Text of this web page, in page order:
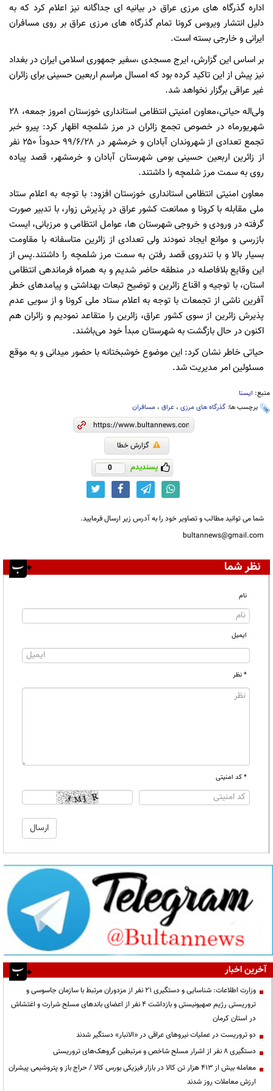
اداره گذرگاه های مرزی عراق در بیانیه ای جداگانه نیز اعلام کرد که به
دلیل انتشار ویروس کرونا تمام گذرگاه های مرزی عراق بر روی مسافران
ایرانی و خارجی بسته است.
بر اساس این گزارش، ایرج مسجدی ،سفیر جمهوری اسلامی ایران در بغداد
نیز پیش از این تاکید کرده بود که امسال مراسم اربعین حسینی برای زائران
غیر عراقی برگزار نخواهد شد.
ولی‌اله حیاتی،معاون امنیتی انتظامی استانداری خوزستان امروز جمعه، ۲۸
شهریورماه در خصوص تجمع زائران در مرز شلمچه اظهار کرد: پیرو خبر
تجمع تعدادی از شهروندان آبادان و خرمشهر در ۹۹/۶/۲۸ حدوداً ۲۵۰ نفر
از زائرین اربعین حسینی بومی شهرستان آبادان و خرمشهر، قصد پیاده
روی به سمت مرز شلمچه را داشتند.
معاون امنیتی انتظامی استانداری خوزستان افزود: با توجه به اعلام ستاد
ملی مقابله با کرونا و ممانعت کشور عراق در پذیرش زوار، با تدبیر صورت
گرفته در ورودی و خروجی شهرستان ها، عوامل انتظامی و مرزبانی، ایست
بازرسی و موانع ایجاد نمودند ولی تعدادی از زائرین متاسفانه با مقاومت
بسیار بالا و با تندروی قصد رفتن به سمت مرز شلمچه را داشتند.پس از
این وقایع بلافاصله در منطقه حاضر شدیم و به همراه فرماندهی انتظامی
استان، با توجیه و اقناع زائرین و توضیح تبعات بهداشتی و پیامدهای خطر
آفرین ناشی از تجمعات با توجه به اعلام ستاد ملی کرونا و از سویی عدم
پذیرش زائرین از سوی کشور عراق، زائرین را متقاعد نمودیم و زائران هم
اکنون در حال بازگشت به شهرستان مبدأ خود می‌باشند.
حیاتی خاطر نشان کرد: این موضوع خوشبختانه با حضور میدانی و به موقع
مسئولین امر مدیریت شد.
منبع: ایسنا
برچسب ها: گذرگاه های مرزی ، عراق ، مسافران
گزارش خطا
پسندیدم 0
شما می توانید مطالب و تصاویر خود را به آدرس زیر ارسال فرمایید.
bultannews@gmail.com
نظر شما
نام
ایمیل
* نظر
* کد امنیتی
آخرین اخبار
وزارت اطلاعات: شناسایی و دستگیری ۲۱ نفر از مزدوران مرتبط با سازمان جاسوسی و
تروریستی رژیم صهیونیستی و بازداشت ۴ نفر از اعضای باندهای مسلح شرارت و اغتشاش
در استان کرمان
دو تروریست در عملیات نیروهای عراقی در «الانبار» دستگیر شدند
دستگیری ۸ نفر از اشرار مسلح شاخص و مرتبطین گروهک‌های تروریستی
معامله بیش از ۴۱۳ هزار تن کالا در بازار فیزیکی بورس کالا / حراج باز و پتروشیمی پیشران
ارزش معاملات روز شدند